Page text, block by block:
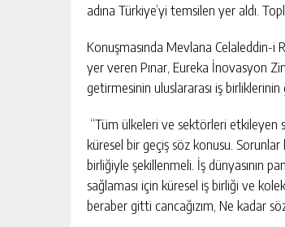
adına Türkiye’yi temsilen yer aldı.
Konuşmasında Mevlana Celaleddin-i
yer veren Pınar, Eureka İnovasyon
getirmesinin uluslararası iş
“Tüm ülkeleri ve sektörleri etkileyen
küresel bir geçiş söz konusu.
birliğiyle şekillenmeli. İş dünyasının
sağlaması için küresel iş birliği ve
beraber gitti cancağızım, Ne kadar